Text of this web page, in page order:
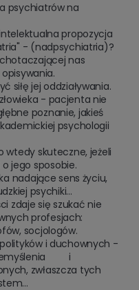
psychiatrów na
propozycja
- (nadpsychiatria)?
nas
opisywania.
siłę jej oddziaływania.
- pacjenta nie
poznanie, jakieś
psychologii
wtedy skuteczne, jeżeli
jego sposobie.
nadające sens życiu,
psychiki...
zdaje się szukać nie
profesjach:
socjologów.
i duchownych -
i
zwłaszcza tych